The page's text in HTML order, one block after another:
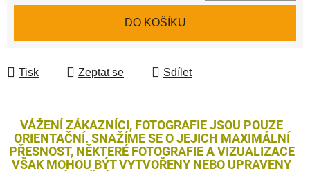
DO KOŠÍKU
Tisk Zeptat se Sdílet
VÁŽENÍ ZÁKAZNÍCI, FOTOGRAFIE JSOU POUZE
ORIENTAČNÍ. SNAŽÍME SE O JEJICH MAXIMÁLNÍ
PŘESNOST, NĚKTERÉ FOTOGRAFIE A VIZUALIZACE
VŠAK MOHOU BÝT VYTVOŘENY NEBO UPRAVENY